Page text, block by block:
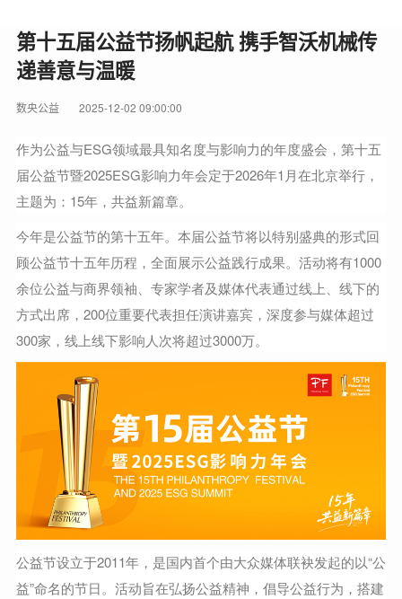
第十五届公益节扬帆起航 携手智沃机械传
递善意与温暖
数央公益 2025-12-02 09:00:00
作为公益与ESG领域最具知名度与影响力的年度盛会，第十五
届公益节暨2025ESG影响力年会定于2026年1月在北京举行，
主题为：15年，共益新篇章。
今年是公益节的第十五年。本届公益节将以特别盛典的形式回
顾公益节十五年历程，全面展示公益践行成果。活动将有1000
余位公益与商界领袖、专家学者及媒体代表通过线上、线下的
方式出席，200位重要代表担任演讲嘉宾，深度参与媒体超过
300家，线上线下影响人次将超过3000万。
公益节设立于2011年，是国内首个由大众媒体联袂发起的以“公
益”命名的节日。活动旨在弘扬公益精神，倡导公益行为，搭建